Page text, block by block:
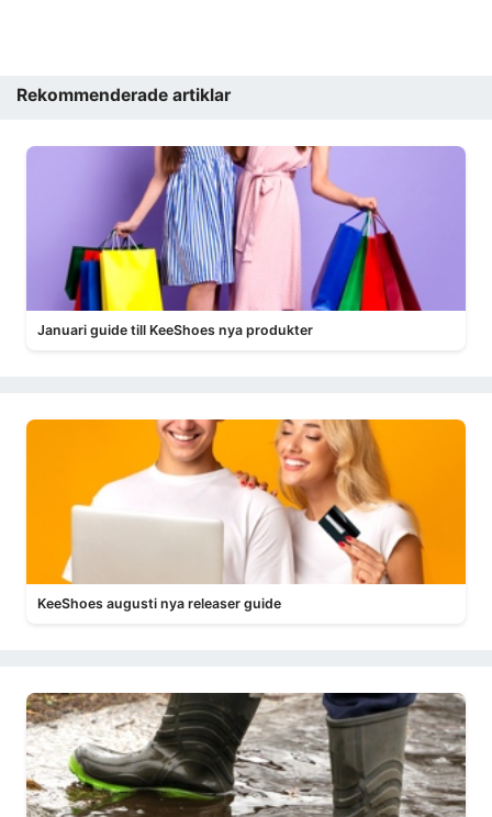
Rekommenderade artiklar
Januari guide till KeeShoes nya produkter
KeeShoes augusti nya releaser guide